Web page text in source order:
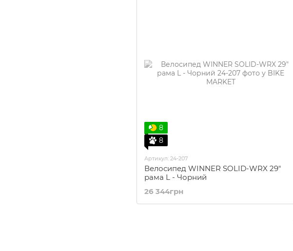
8
8
Артикул: 24-207
Велосипед WINNER SOLID-WRX 29"
рама L - Чорний
26 344грн